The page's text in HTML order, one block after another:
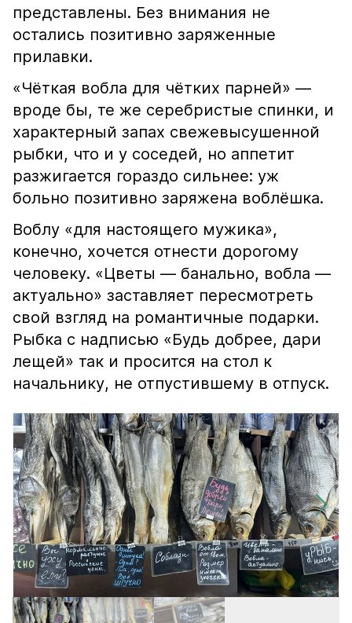
представлены. Без внимания не
остались позитивно заряженные
прилавки.
«Чёткая вобла для чётких парней» —
вроде бы, те же серебристые спинки, и
характерный запах свежевысушенной
рыбки, что и у соседей, но аппетит
разжигается гораздо сильнее: уж
больно позитивно заряжена воблёшка.
Воблу «для настоящего мужика»,
конечно, хочется отнести дорогому
человеку. «Цветы — банально, вобла —
актуально» заставляет пересмотреть
свой взгляд на романтичные подарки.
Рыбка с надписью «Будь добрее, дари
лещей» так и просится на стол к
начальнику, не отпустившему в отпуск.